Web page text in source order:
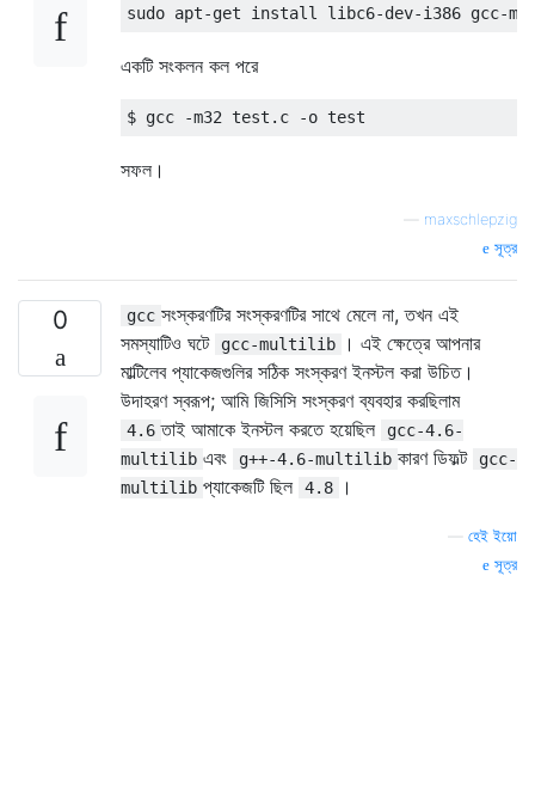
একটি সংকলন কল পরে
সফল।
maxschlepzig
সূত্র
0 gcc সংস্করণটির সংস্করণটির সাথে মেলে না, তখন এই
সমস্যাটিও ঘটে
gcc-multilib
। এই ক্ষেত্রে আপনার
মাল্টিলেব প্যাকেজগুলির সঠিক সংস্করণ ইনস্টল করা উচিত।
উদাহরণ স্বরূপ; আমি জিসিসি সংস্করণ ব্যবহার করছিলাম
4.6 তাই আমাকে ইনস্টল করতে হয়েছিল
gcc-4.6-
multilib এবং g++-4.6-multilib কারণ ডিফল্ট
gcc-
multilib প্যাকেজটি ছিল 4.8 ।
হেই ইয়ো
সূত্র